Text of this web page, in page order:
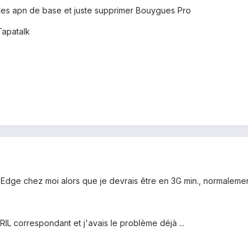
apn de base et juste supprimer Bouygues Pro
chez moi alors que je devrais être en 3G min.,
correspondant et j'avais le problème déjà ...